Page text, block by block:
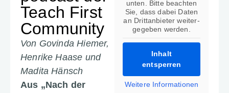
Teach First
Community
Von Govinda Hiemer,
Henrike Haase und
Madita Hänsch
Aus „Nach der
unten. Bitte beachten
Sie, dass dabei Daten
an Dritt­an­bieter weiter­
ge­geben werden.
Inhalt
entsperren
Weitere Infor­ma­tionen